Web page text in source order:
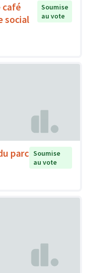
café
social
Soumise
au vote
parc Soumise
au vote